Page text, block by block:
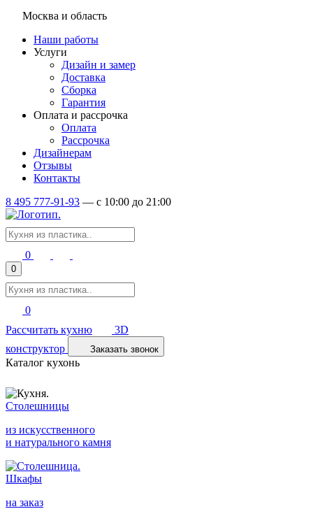
Москва и область
Наши работы
Услуги
Дизайн и замер
Доставка
Сборка
Гарантия
Оплата и рассрочка
Оплата
Рассрочка
Дизайнерам
Отзывы
Контакты
8 495 777-91-93 — c 10:00 до 21:00
0
0
0
Рассчитать кухню
3D
конструктор
Заказать звонок
Каталог кухонь
Столешницы
из искусственного
и натурального камня
Шкафы
на заказ